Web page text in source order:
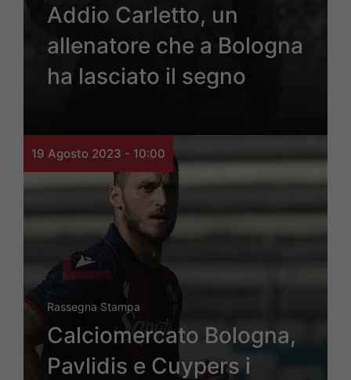
Addio Carletto, un
allenatore che a Bologna
ha lasciato il segno
19 Agosto 2023 - 10:00
Rassegna Stampa
Calciomercato Bologna,
Pavlidis e Cuypers i